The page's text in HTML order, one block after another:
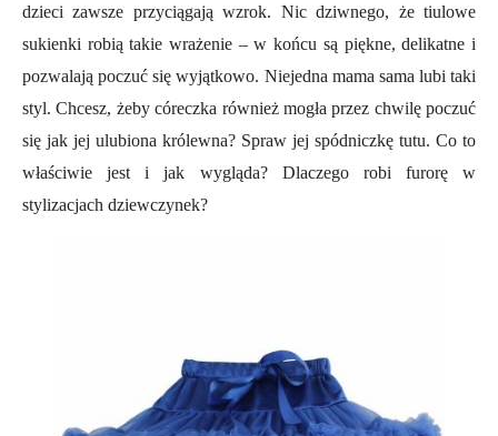
dzieci zawsze przyciągają wzrok. Nic dziwnego, że tiulowe
sukienki robią takie wrażenie – w końcu są piękne, delikatne i
pozwalają poczuć się wyjątkowo. Niejedna mama sama lubi taki
styl. Chcesz, żeby córeczka również mogła przez chwilę poczuć
się jak jej ulubiona królewna? Spraw jej spódniczkę tutu. Co to
właściwie jest i jak wygląda? Dlaczego robi furorę w
stylizacjach dziewczynek?